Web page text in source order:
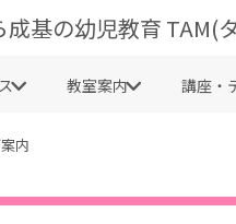
基の幼児教育 TAM(
教室案内 講座・
内